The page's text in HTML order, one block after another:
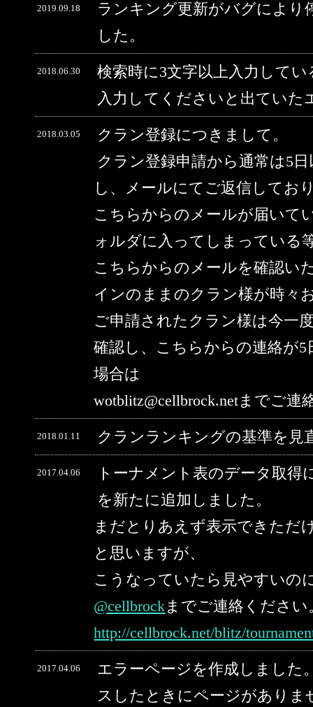
2019.09.18
ランキング更新がバグにより
した。
2018.06.30
検索時に3文字以上入力して
入力してくださいと出ていた
2018.03.05
クラン登録につきまして。
クラン登録申請から通常は5
し、メールにてご返信してお
こちらからのメールが届いて
ォルダに入ってしまっている
こちらからのメールを確認い
インのままのクラン様が時々
ご申請されたクラン様は今一
確認し、こちらからの連絡が
場合は
wotblitz@cellbrock.netまでご連
2018.01.11 クランランキングの基準を見
2017.04.06
トーナメント表のデータ取
を新たに追加しました。
まだとりあえず表示できただ
と思いますが、
こうなっていたら見やすいの
@cellbrockまでご連絡ください
http://cellbrock.net/blitz/
2017.04.06
エラーページを作成しました
スしたときにページがありま